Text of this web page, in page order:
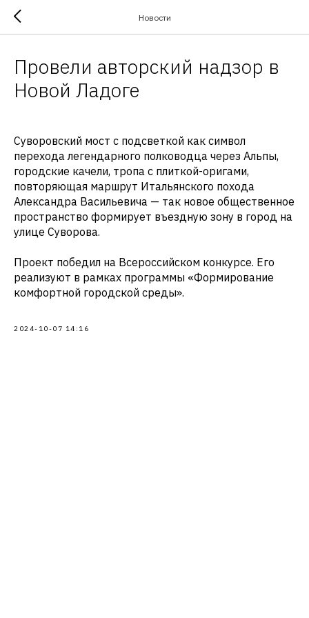
Новости
Провели авторский надзор в
Новой Ладоге
Суворовский мост с подсветкой как символ
перехода легендарного полководца через Альпы,
городские качели, тропа с плиткой-оригами,
повторяющая маршрут Итальянского похода
Александра Васильевича — так новое общественное
пространство формирует въездную зону в город на
улице Суворова.
Проект победил на Всероссийском конкурсе. Его
реализуют в рамках программы «Формирование
комфортной городской среды».
2024-10-07 14:16